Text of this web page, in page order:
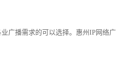
广播需求的可以选择。惠州IP网络